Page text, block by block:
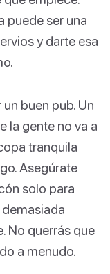
puede ser una
y darte esa
buen pub. Un
la gente no va a
tranquila
Asegúrate
solo para
No querrás que
a menudo.